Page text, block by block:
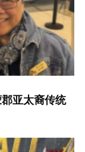
亚太裔传统